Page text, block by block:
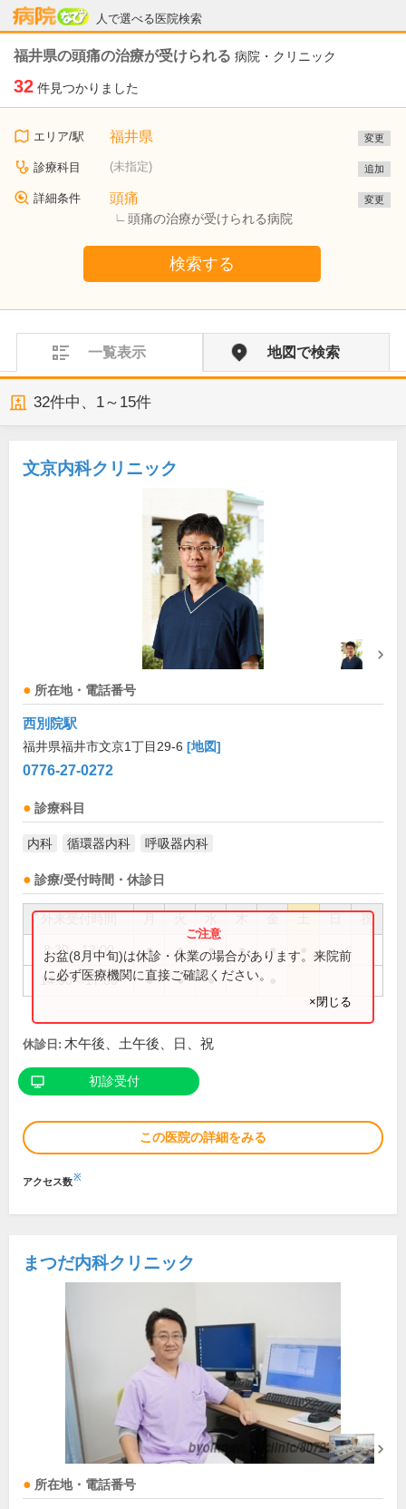
人で選べる医院検索
病院なび
福井県の頭痛の治療が受けられる 病院・クリニック
32 件見つかりました
エリア/駅 福井県 変更
診療科目 (未指定) 追加
詳細条件 頭痛
頭痛の治療が受けられる病院
変更
検索する
一覧表示 地図で検索
32件中、 1～15件
文京内科クリニック
所在地・電話番号
西別院駅
福井県福井市文京1丁目29-6 [地図]
0776-27-0272
診療科目
内科 循環器内科 呼吸器内科
診療/受付時間・休診日
祝
8:30～12:00 ● ● ● ● ●
14:00～17:00 ● ● ●
お盆(8月中旬)は休診・休業の場合があります。来院前
に必ず医療機関に直接ご確認ください。
×閉じる
休診日: 木午後、土午後、日、祝
初診受付
この医院の詳細をみる
アクセス数※
まつだ内科クリニック
所在地・電話番号